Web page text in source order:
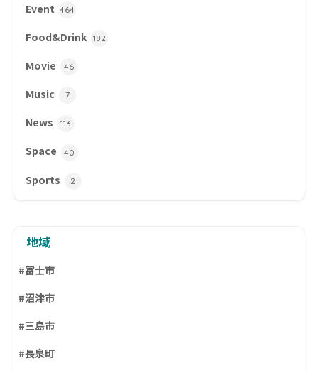
Event 464
Food&Drink 182
Movie 46
Music 7
News 113
Space 40
Sports 2
地域
#富士市
#沼津市
#三島市
#長泉町